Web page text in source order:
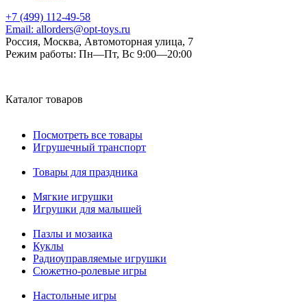
+7 (499) 112-49-58
Email: allorders@opt-toys.ru
Россия, Москва, Автомоторная улица, 7
Режим работы: Пн—Пт, Вс 9:00—20:00
Каталог товаров
Посмотреть все товары
Игрушечный транспорт
Товары для праздника
Мягкие игрушки
Игрушки для малышей
Пазлы и мозаика
Куклы
Радиоуправляемые игрушки
Сюжетно-ролевые игры
Настольные игры